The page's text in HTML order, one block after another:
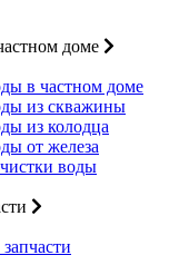
доме
в частном доме
из скважины
из колодца
от железа
воды